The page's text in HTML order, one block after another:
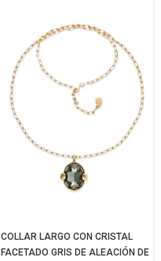
COLLAR LARGO CON CRISTAL
FACETADO GRIS DE ALEACIÓN DE